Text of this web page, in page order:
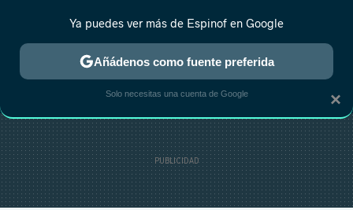
ESTRENOS REALITY ANIME RANKINGS CINE
×
Ya puedes ver más de Espinof en Google
Añádenos como fuente preferida
Solo necesitas una cuenta de Google